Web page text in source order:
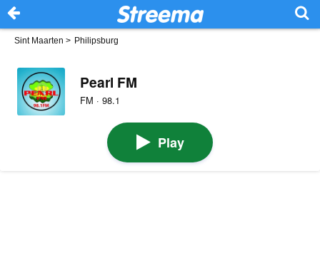
Sint Maarten > Philipsburg
Pearl FM
FM · 98.1
Play